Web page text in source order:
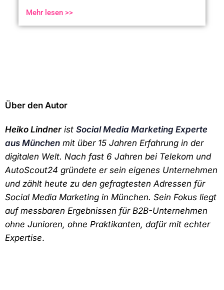
Mehr lesen >>
Über den Autor
Heiko Lindner ist Social Media Marketing Experte
aus München mit über 15 Jahren Erfahrung in der
digitalen Welt. Nach fast 6 Jahren bei Telekom und
AutoScout24 gründete er sein eigenes Unternehmen
und zählt heute zu den gefragtesten Adressen für
Social Media Marketing in München. Sein Fokus liegt
auf messbaren Ergebnissen für B2B-Unternehmen
ohne Junioren, ohne Praktikanten, dafür mit echter
Expertise.